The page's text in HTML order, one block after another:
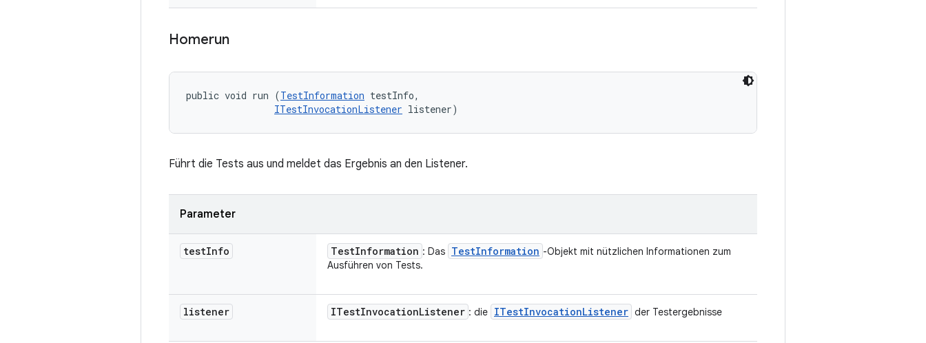
Homerun
public void run (TestInformation testInfo,
ITestInvocationListener listener)
Führt die Tests aus und meldet das Ergebnis an den Listener.
Parameter
testInfo TestInformation : Das TestInformation -Objekt mit nützlichen Informationen zum
Ausführen von Tests.
listener ITestInvocationListener : die ITestInvocationListener der Testergebnisse